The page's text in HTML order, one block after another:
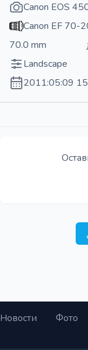
Canon EOS
Canon EF 70-
70.0 mm
Landscape
2011:05:09
Новости Фото